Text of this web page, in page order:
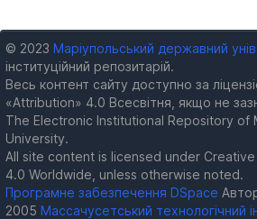
© 2023 Маріупольський державний
інституційний репозитарій.
Весь контент сайту доступно за
«Attribution» 4.0 Всесвітня, якщо не
The Electronic Institutional Repository of
University.
All site content is licensed under
4.0 Worldwide, unless otherwise noted.
Програмне забезпечення DSpace
2005 Массачусетський технологічний